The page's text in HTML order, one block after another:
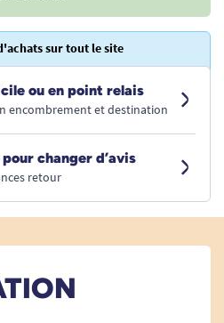
sur tout le site
ou en point relais
encombrement et destination
changer d’avis
retour